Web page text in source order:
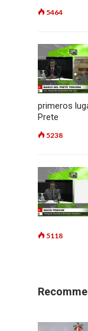
5464
primeros
Prete
5238
5118